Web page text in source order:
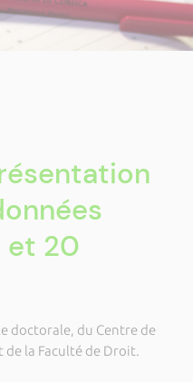
et 20
doctorale, du Centre de
la Faculté de Droit.